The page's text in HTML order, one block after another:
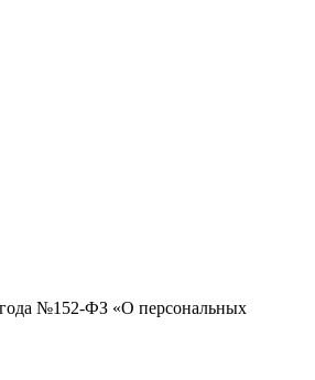
года №152-ФЗ «О персональных